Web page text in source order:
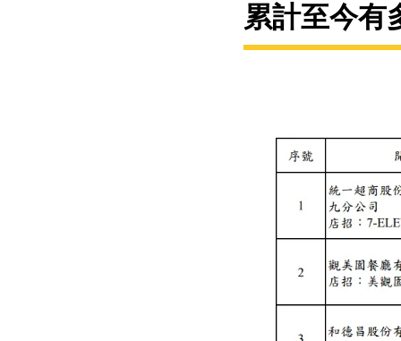
累計至今有